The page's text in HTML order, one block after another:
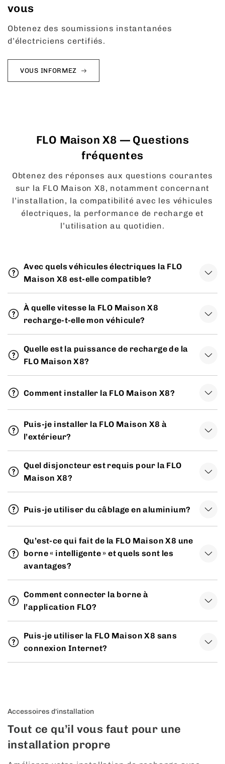
vous
Obtenez des soumissions instantanées
d’électriciens certifiés.
VOUS INFORMEZ
FLO Maison X8 — Questions
fréquentes
Obtenez des réponses aux questions courantes
sur la FLO Maison X8, notamment concernant
l’installation, la compatibilité avec les véhicules
électriques, la performance de recharge et
l’utilisation au quotidien.
Avec quels véhicules électriques la FLO
Maison X8 est-elle compatible?
À quelle vitesse la FLO Maison X8
recharge-t-elle mon véhicule?
Quelle est la puissance de recharge de la
FLO Maison X8?
Comment installer la FLO Maison X8?
Puis-je installer la FLO Maison X8 à
l’extérieur?
Quel disjoncteur est requis pour la FLO
Maison X8?
Puis-je utiliser du câblage en aluminium?
Qu’est-ce qui fait de la FLO Maison X8 une
borne « intelligente » et quels sont les
avantages?
Comment connecter la borne à
l’application FLO?
Puis-je utiliser la FLO Maison X8 sans
connexion Internet?
Accessoires d'installation
Tout ce qu’il vous faut pour une
installation propre